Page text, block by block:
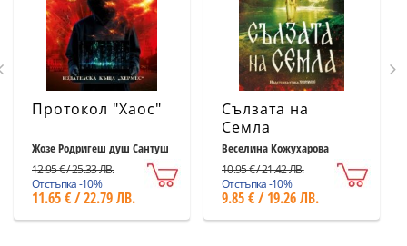
Протокол "Хаос"
Жозе Родригеш душ Сантуш
12.95 € / 25.33 ЛВ.
Отстъпка -10%
11.65 € / 22.79 ЛВ.
Сълзата на
Семла
Веселина Кожухарова
10.95 € / 21.42 ЛВ.
Отстъпка -10%
9.85 € / 19.26 ЛВ.